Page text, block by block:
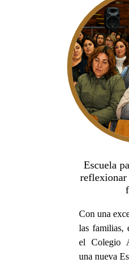
Escuela
reflexionar
Con una
las familias,
el Colegio
una nueva